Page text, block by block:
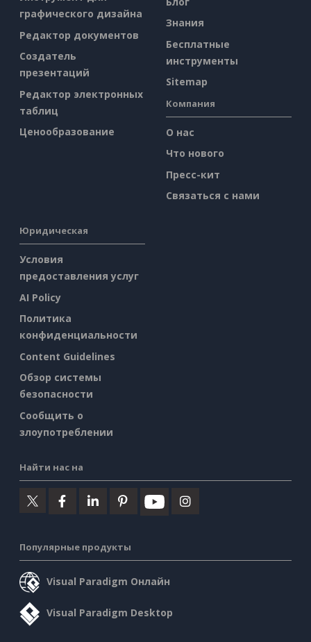
графического дизайна
Редактор документов
Создатель
презентаций
Редактор электронных
таблиц
Ценообразование
Знания
Бесплатные
инструменты
Sitemap
Компания
О нас
Что нового
Пресс-кит
Связаться с нами
Юридическая
Условия
предоставления услуг
AI Policy
Политика
конфиденциальности
Content Guidelines
Обзор системы
безопасности
Сообщить о
злоупотреблении
Найти нас на
Популярные продукты
Visual Paradigm Онлайн
Visual Paradigm Desktop